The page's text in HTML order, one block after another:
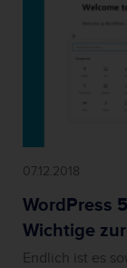
07.12.2018
WordPress
Wichtige
Endlich ist es